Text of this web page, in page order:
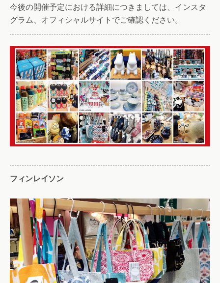
今後の開催予定における詳細につきましては、インスタ
グラム、オフィシャルサイトでご確認ください。
フィンレイソン